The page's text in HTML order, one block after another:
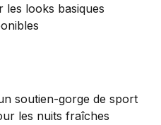
les looks basiques
soutien-gorge de sport
les nuits fraîches